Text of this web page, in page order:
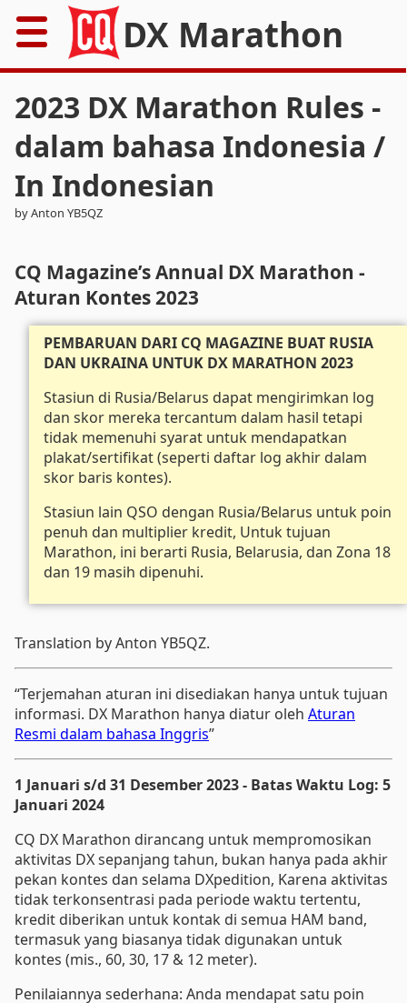
DX Marathon
Results
Awards
News
FAQs
2023 DX Marathon Rules -
dalam bahasa Indonesia /
In Indonesian
by Anton YB5QZ
CQ Magazine’s Annual DX Marathon -
Aturan Kontes 2023
PEMBARUAN DARI CQ MAGAZINE BUAT RUSIA
DAN UKRAINA UNTUK DX MARATHON 2023
Stasiun di Rusia/Belarus dapat mengirimkan log
dan skor mereka tercantum dalam hasil tetapi
tidak memenuhi syarat untuk mendapatkan
plakat/sertifikat (seperti daftar log akhir dalam
skor baris kontes).
Stasiun lain QSO dengan Rusia/Belarus untuk poin
penuh dan multiplier kredit, Untuk tujuan
Marathon, ini berarti Rusia, Belarusia, dan Zona 18
dan 19 masih dipenuhi.
Translation by Anton YB5QZ.
“Terjemahan aturan ini disediakan hanya untuk tujuan
informasi. DX Marathon hanya diatur oleh Aturan
Resmi dalam bahasa Inggris”
1 Januari s/d 31 Desember 2023 - Batas Waktu Log: 5
Januari 2024
CQ DX Marathon dirancang untuk mempromosikan
aktivitas DX sepanjang tahun, bukan hanya pada akhir
pekan kontes dan selama DXpedition, Karena aktivitas
tidak terkonsentrasi pada periode waktu tertentu,
kredit diberikan untuk kontak di semua HAM band,
termasuk yang biasanya tidak digunakan untuk
kontes (mis., 60, 30, 17 & 12 meter).
Penilaiannya sederhana: Anda mendapat satu poin